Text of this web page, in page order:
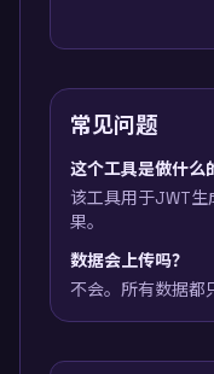
常见问题
这个工具是做什
该工具用于JWT生
果。
数据会上传吗？
不会。所有数据都